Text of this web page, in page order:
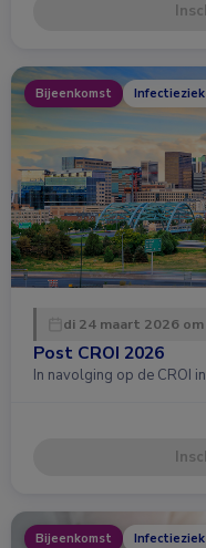
Bijeenkomst
di 24 maart 2026
Post CROI 2026
In navolging op de CROI
Bijeenkomst